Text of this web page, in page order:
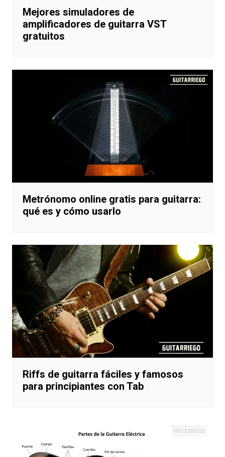
Mejores simuladores de
amplificadores de guitarra VST
gratuitos
Metrónomo online gratis para guitarra:
qué es y cómo usarlo
Riffs de guitarra fáciles y famosos
para principiantes con Tab